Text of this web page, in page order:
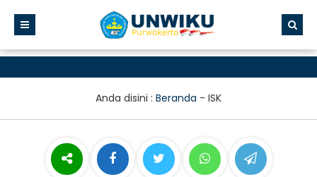
Anda disini : Beranda - ISK